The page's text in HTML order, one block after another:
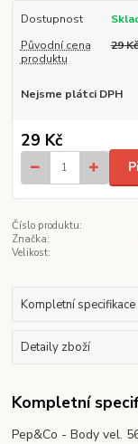
Dostupnost
Původní cena
produktu
29 Kč
Nejsme plátci DPH
29 Kč
Číslo produktu:
Značka:
Velikost:
Kompletní specifikace
Detaily zboží
Kompletní
Pep&Co - Body vel.